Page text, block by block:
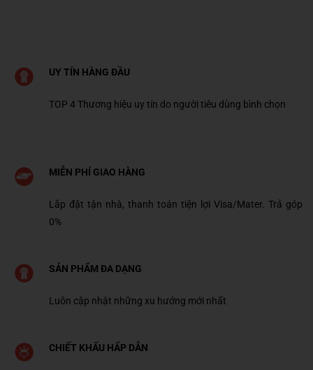
UY TÍN HÀNG ĐẦU
TOP 4 Thương hiệu uy tín do người tiêu dùng bình chọn
MIỄN PHÍ GIAO HÀNG
Lắp đặt tận nhà, thanh toán tiện lợi Visa/Mater. Trả góp
0%
SẢN PHẨM ĐA DẠNG
Luôn cập nhật những xu hướng mới nhất
CHIẾT KHẤU HẤP DẪN